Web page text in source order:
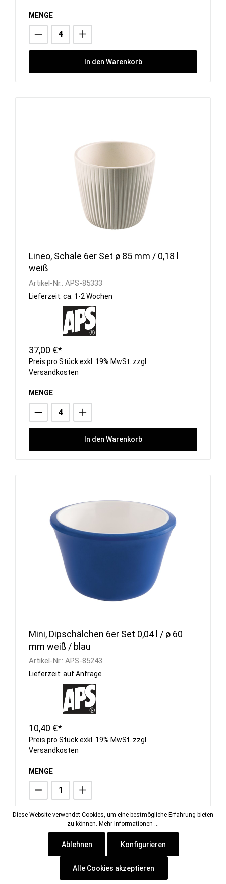
MENGE
In den Warenkorb
Lineo, Schale 6er Set ø 85 mm / 0,18 l
weiß
Artikel-Nr.: APS-85333
Lieferzeit: ca. 1-2 Wochen
37,00 €*
Preis pro Stück exkl. 19% MwSt. zzgl.
Versandkosten
MENGE
In den Warenkorb
Mini, Dipschälchen 6er Set 0,04 l / ø 60
mm weiß / blau
Artikel-Nr.: APS-85243
Lieferzeit: auf Anfrage
10,40 €*
Preis pro Stück exkl. 19% MwSt. zzgl.
Versandkosten
MENGE
In den Warenkorb
Diese Website verwendet Cookies, um eine bestmögliche Erfahrung bieten
zu können. Mehr Informationen ...
Ablehnen Konfigurieren
Alle Cookies akzeptieren